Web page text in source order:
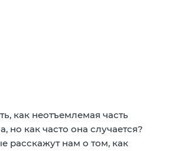
как неотъемлемая часть
но как часто она случается?
расскажут нам о том, как